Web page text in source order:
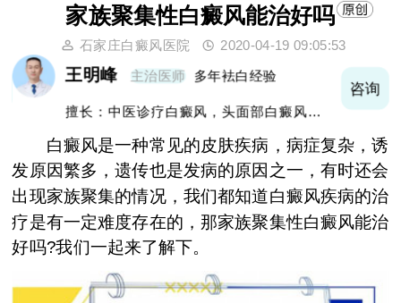
家族聚集性白癜风能治好吗
石家庄白癜风医院 2020-04-19 09:05:53
王明峰 主治医师 多年袪白经验
擅长：中医诊疗白癜风，头面部白癜风，青
咨询
白癜风是一种常见的皮肤疾病，病症复杂，诱
发原因繁多，遗传也是发病的原因之一，有时还会
出现家族聚集的情况，我们都知道白癜风疾病的治
疗是有一定难度存在的，那家族聚集性白癜风能治
好吗?我们一起来了解下。